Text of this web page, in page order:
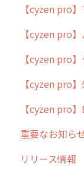
cyzen pro
簡易マニュ
cyzen pro
用語集
よくある質
【cyzen pro
【cyzen pro
【cyzen pro
ポスティン
ラウンダー
メンテナン
外廻り営業
【cyzen pro
【cyzen pro
重要なお知ら
過去の重要
リリース情報